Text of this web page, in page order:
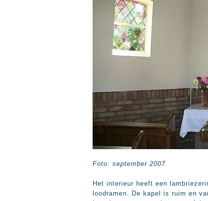
Foto: september 2007
Het interieur heeft een
loodramen. De kapel is ruim en